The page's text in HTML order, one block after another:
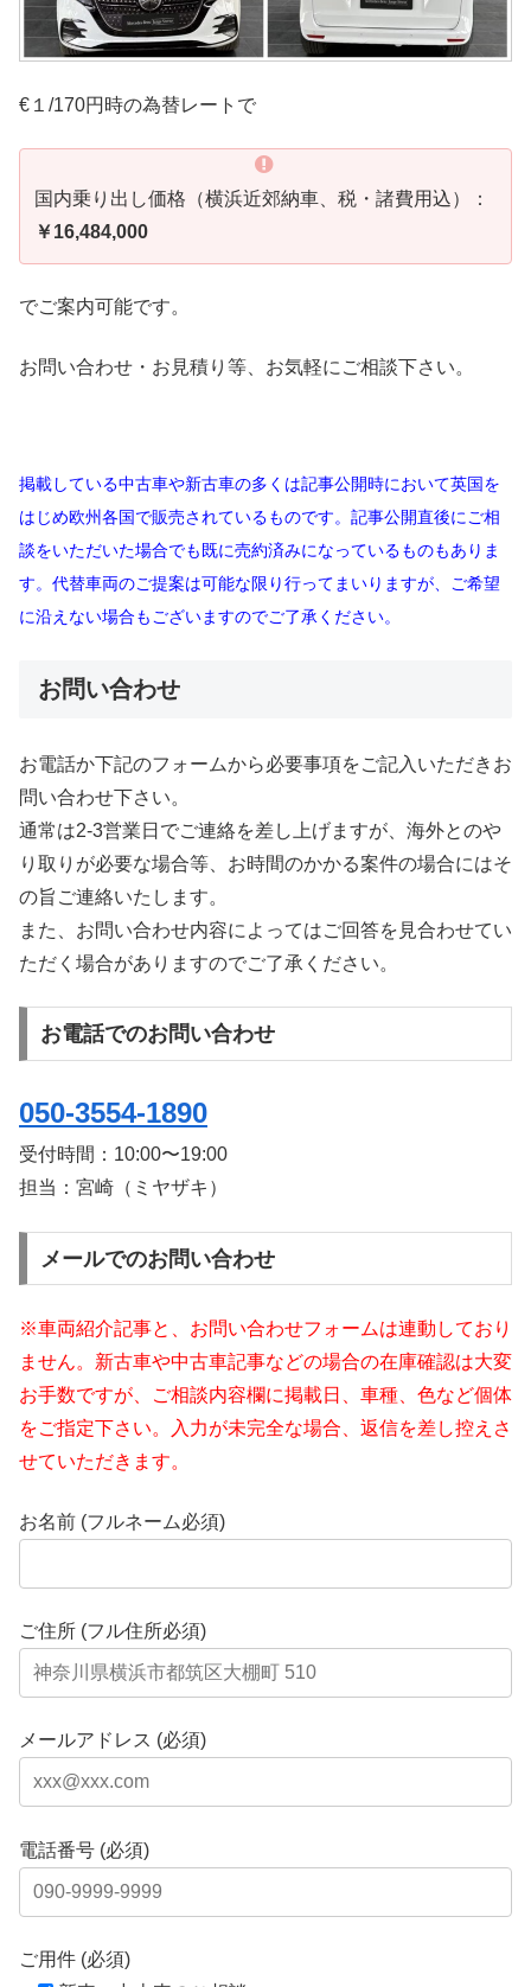
€１/170円時の為替レートで
国内乗り出し価格（横浜近郊納車、税・諸費用込）：
￥16,484,000
でご案内可能です。
お問い合わせ・お見積り等、お気軽にご相談下さい。
掲載している中古車や新古車の多くは記事公開時において英国を
はじめ欧州各国で販売されているものです。記事公開直後にご相
談をいただいた場合でも既に売約済みになっているものもありま
す。代替車両のご提案は可能な限り行ってまいりますが、ご希望
に沿えない場合もございますのでご了承ください。
お問い合わせ
お電話か下記のフォームから必要事項をご記入いただきお
問い合わせ下さい。
通常は2-3営業日でご連絡を差し上げますが、海外とのや
り取りが必要な場合等、お時間のかかる案件の場合にはそ
の旨ご連絡いたします。
また、お問い合わせ内容によってはご回答を見合わせてい
ただく場合がありますのでご了承ください。
お電話でのお問い合わせ
050-3554-1890
受付時間： 10:00〜19:00
担当：宮崎（ミヤザキ）
メールでのお問い合わせ
※車両紹介記事と、お問い合わせフォームは連動しており
ません。新古車や中古車記事などの場合の在庫確認は大変
お手数ですが、ご相談内容欄に掲載日、車種、色など個体
をご指定下さい。入力が未完全な場合、返信を差し控えさ
せていただきます。
お名前 (フルネーム必須)
ご住所 (フル住所必須)
メールアドレス (必須)
電話番号 (必須)
ご用件 (必須)